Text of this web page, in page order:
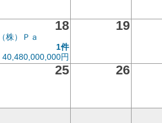
18
（株）Ｐａ
1件
40,480,000,000円
19
25 26